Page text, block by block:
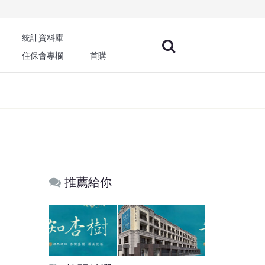
統計資料庫
住保會專欄
首購
推薦給你